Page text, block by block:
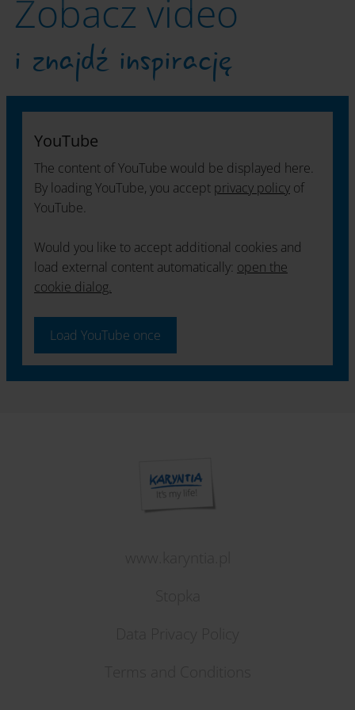
Zobacz video
i znajdź inspirację
YouTube
The content of YouTube would be displayed here.
By loading YouTube, you accept privacy policy of
YouTube.
Would you like to accept additional cookies and
load external content automatically: open the
cookie dialog.
Load YouTube once